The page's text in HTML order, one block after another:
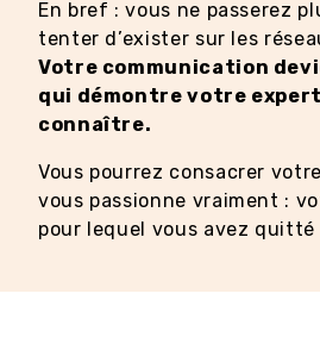
En bref : vous ne passerez
tenter d’exister sur les
Votre communication
qui démontre votre
connaître.
Vous pourrez consacrer
vous passionne vraiment :
pour lequel vous avez quitté